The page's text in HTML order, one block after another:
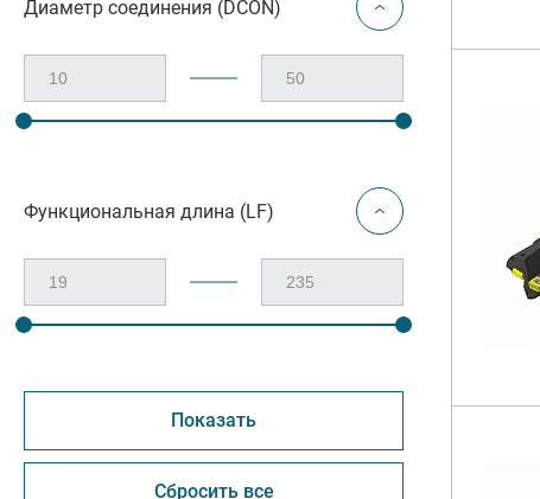
Диаметр соединения (DCON)
Функциональная длина (LF)